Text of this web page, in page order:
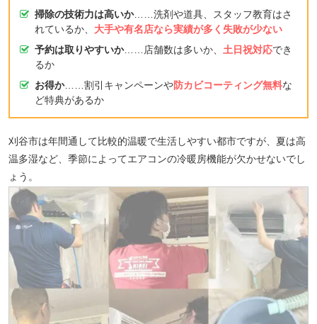
掃除の技術力は高いか……洗剤や道具、スタッフ教育はさ
れているか、 大手や有名店なら実績が多く失敗が少ない
予約は取りやすいか……店舗数は多いか、 土日祝対応でき
るか
お得か……割引キャンペーンや防カビコーティング無料な
ど特典があるか
刈谷市は年間通して比較的温暖で生活しやすい都市ですが、夏は高
温多湿など、季節によってエアコンの冷暖房機能が欠かせないでし
ょう。